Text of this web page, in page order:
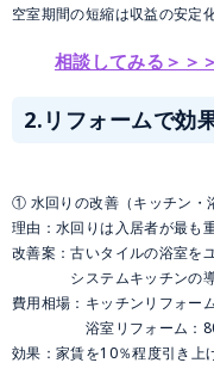
空室期間の短縮は収益の安定
相談してみる＞＞＞
2.リフォームで効
① 水回りの改善（キッチン・
理由：水回りは入居者が最も
改善案：古いタイルの浴室を
システムキッチンの導入
費用相場：キッチンリフォー
浴室リフォーム：80万
効果：家賃を10％程度引き上